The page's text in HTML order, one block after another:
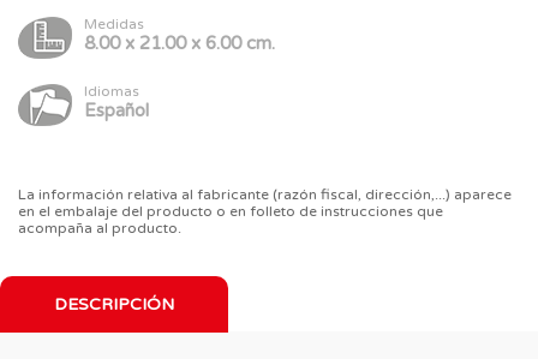
Medidas
8.00 x 21.00 x 6.00 cm.
Idiomas
Español
La información relativa al fabricante (razón fiscal, dirección,...) aparece
en el embalaje del producto o en folleto de instrucciones que
acompaña al producto.
DESCRIPCIÓN